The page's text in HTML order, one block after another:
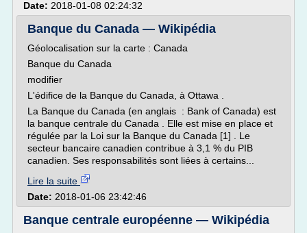
Date: 2018-01-08 02:24:32
Banque du Canada — Wikipédia
Géolocalisation sur la carte : Canada
Banque du Canada
modifier
L'édifice de la Banque du Canada, à Ottawa .
La Banque du Canada (en anglais : Bank of Canada) est
la banque centrale du Canada . Elle est mise en place et
régulée par la Loi sur la Banque du Canada [1] . Le
secteur bancaire canadien contribue à 3,1 % du PIB
canadien. Ses responsabilités sont liées à certains...
Lire la suite
Date: 2018-01-06 23:42:46
Banque centrale européenne — Wikipédia